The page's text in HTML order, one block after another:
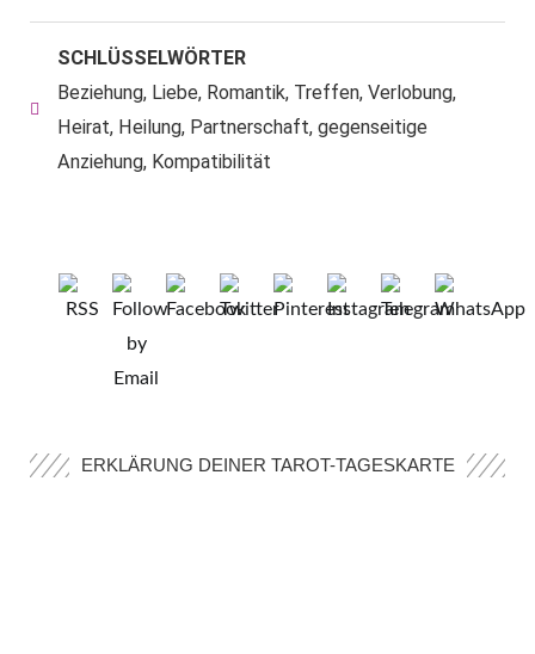
SCHLÜSSELWÖRTER
Beziehung, Liebe, Romantik, Treffen, Verlobung,
Heirat, Heilung, Partnerschaft, gegenseitige
Anziehung, Kompatibilität
ERKLÄRUNG DEINER TAROT-TAGESKARTE